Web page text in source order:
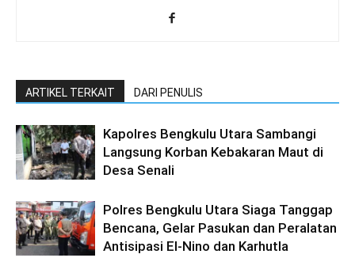
ARTIKEL TERKAIT DARI PENULIS
Kapolres Bengkulu Utara Sambangi
Langsung Korban Kebakaran Maut di
Desa Senali
Polres Bengkulu Utara Siaga Tanggap
Bencana, Gelar Pasukan dan Peralatan
Antisipasi El-Nino dan Karhutla